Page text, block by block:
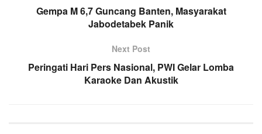
Gempa M 6,7 Guncang Banten, Masyarakat
Jabodetabek Panik
Next Post
Peringati Hari Pers Nasional, PWI Gelar Lomba
Karaoke Dan Akustik